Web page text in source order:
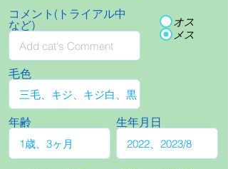
コメント(トライアル中
など)
オス
メス
毛色
年齢 生年月日